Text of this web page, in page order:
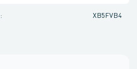
: XB5FVB4